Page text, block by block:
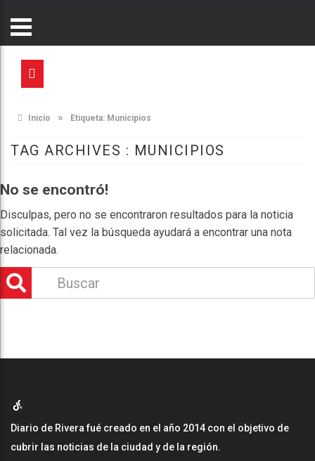
Inicio » Etiqueta: Municipios
TAG ARCHIVES : MUNICIPIOS
No se encontró!
Disculpas, pero no se encontraron resultados para la noticia
solicitada. Tal vez la búsqueda ayudará a encontrar una nota
relacionada.
Diario de Rivera fué creado en el año 2014 con el objetivo de
cubrir las noticias de la ciudad y de la región.